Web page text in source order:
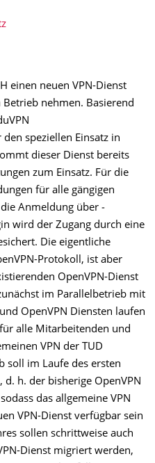
einen neuen VPN-Dienst
nehmen. Basierend
den speziellen Einsatz in
dieser Dienst bereits
zum Einsatz. Für die
für alle gängigen
die Anmeldung über
wird der Zugang durch eine
Die eigentliche
Protokoll, ist aber
OpenVPN-Dienst
im Parallelbetrieb mit
OpenVPN Diensten laufen
alle Mitarbeitenden und
VPN der TUD
soll im Laufe des ersten
h. der bisherige OpenVPN
das allgemeine VPN
VPN-Dienst verfügbar sein
sollen schrittweise auch
Dienst migriert werden,